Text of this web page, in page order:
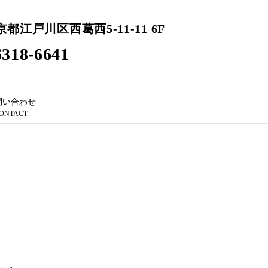
都江戸川区西葛西5-11-11 6F
6641
い合わせ